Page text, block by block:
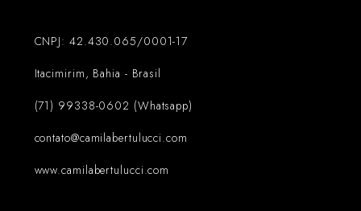
CNPJ: 42.430.065/0001-17
Itacimirim, Bahia - Brasil
(71) 99338-0602 (Whatsapp)
contato@camilabertulucci.com
www.camilabertulucci.com